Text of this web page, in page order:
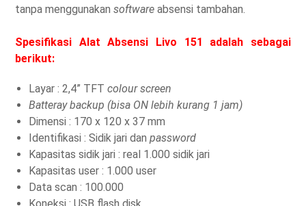
tanpa menggunakan software absensi tambahan.
Spesifikasi Alat Absensi Livo 151 adalah sebagai
berikut:
Layar : 2,4” TFT colour screen
Batteray backup (bisa ON lebih kurang 1 jam)
Dimensi : 170 x 120 x 37 mm
Identifikasi : Sidik jari dan password
Kapasitas sidik jari : real 1.000 sidik jari
Kapasitas user : 1.000 user
Data scan : 100.000